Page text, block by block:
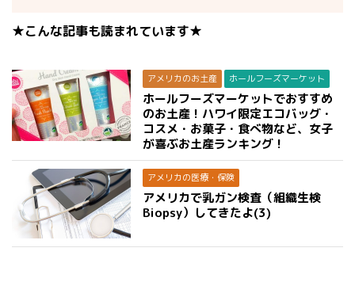
★こんな記事も読まれています★
アメリカのお土産 ホールフーズマーケット
ホールフーズマーケットでおすすめ
のお土産！ハワイ限定エコバッグ・
コスメ・お菓子・食べ物など、女子
が喜ぶお土産ランキング！
アメリカの医療・保険
アメリカで乳ガン検査（組織生検
Biopsy）してきたよ(3)